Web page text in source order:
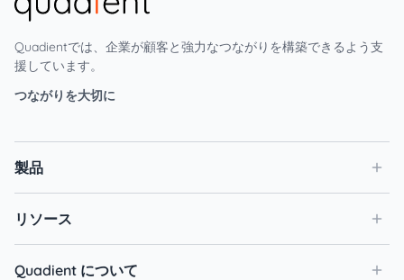
Quadientでは、企業が顧客と強力なつながりを構築できるよう支
援しています。
つながりを大切に
製品
リソース
Quadient について